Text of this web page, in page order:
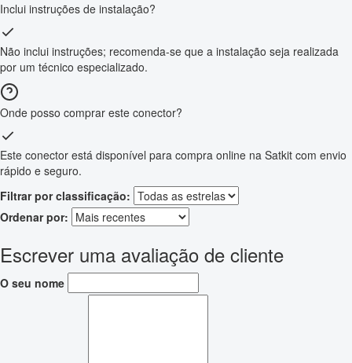
Inclui instruções de instalação?
Não inclui instruções; recomenda-se que a instalação seja realizada
por um técnico especializado.
Onde posso comprar este conector?
Este conector está disponível para compra online na Satkit com envio
rápido e seguro.
Filtrar por classificação:
Ordenar por:
Escrever uma avaliação de cliente
O seu nome